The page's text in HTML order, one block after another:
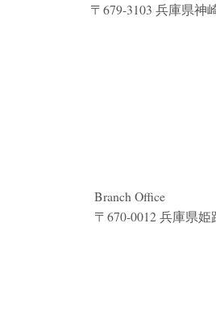
〒679-3103 兵庫県神
Branch Office
〒670-0012 兵庫県